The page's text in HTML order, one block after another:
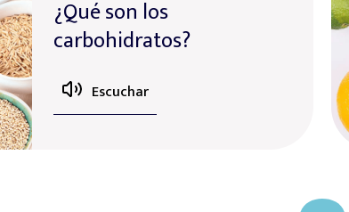
¿Qué son los
carbohidratos?
Escuchar